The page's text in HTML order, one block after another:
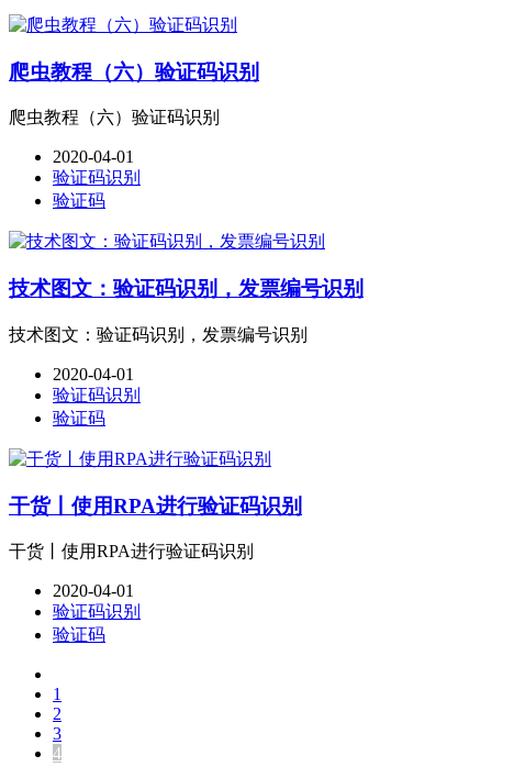
爬虫教程（六）验证码识别
爬虫教程（六）验证码识别
2020-04-01
验证码识别
验证码
技术图文：验证码识别，发票编号识别
技术图文：验证码识别，发票编号识别
2020-04-01
验证码识别
验证码
干货丨使用RPA进行验证码识别
干货丨使用RPA进行验证码识别
2020-04-01
验证码识别
验证码
1
2
3
4